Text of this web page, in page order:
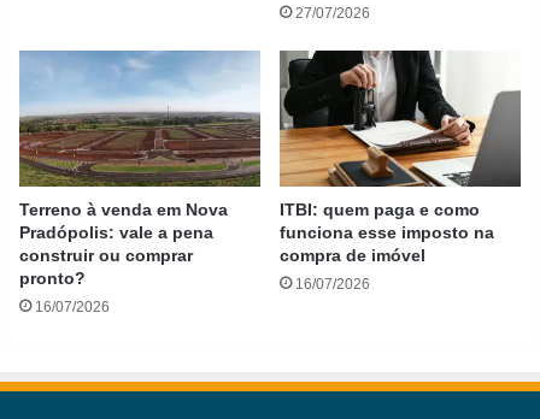
27/07/2026
Terreno à venda em Nova
Pradópolis: vale a pena
construir ou comprar
pronto?
16/07/2026
ITBI: quem paga e como
funciona esse imposto na
compra de imóvel
16/07/2026